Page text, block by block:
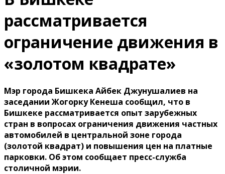
рассматривается
ограничение движения в
«золотом квадрате»
Мэр города Бишкека Айбек Джунушалиев на
заседании Жогорку Кенеша сообщил, что в
Бишкеке рассматривается опыт зарубежных
стран в вопросах ограничения движения частных
автомобилей в центральной зоне города
(золотой квадрат) и повышения цен на платные
парковки. Об этом сообщает пресс-служба
столичной мэрии.